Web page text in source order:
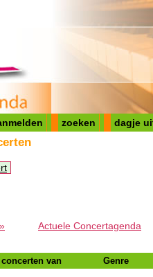
zoeken dagje
Actuele Concertagenda
van Genre